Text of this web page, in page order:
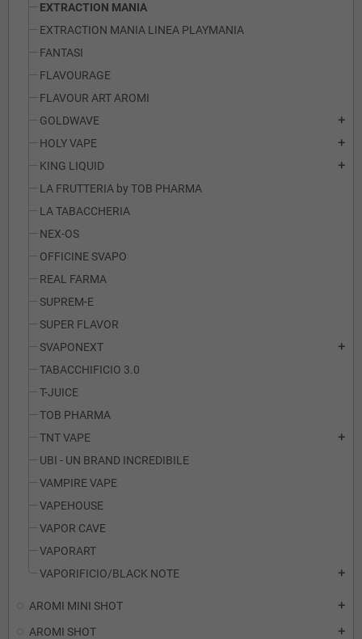
EXTRACTION MANIA
EXTRACTION MANIA LINEA PLAYMANIA
FANTASI
FLAVOURAGE
FLAVOUR ART AROMI
GOLDWAVE
add
HOLY VAPE add
KING LIQUID add
LA FRUTTERIA by TOB PHARMA
LA TABACCHERIA
NEX-OS
OFFICINE SVAPO
REAL FARMA
SUPREM-E
SUPER FLAVOR
SVAPONEXT
add
TABACCHIFICIO 3.0
T-JUICE
TOB PHARMA
TNT VAPE
add
UBI - UN BRAND INCREDIBILE
VAMPIRE VAPE
VAPEHOUSE
VAPOR CAVE
VAPORART
VAPORIFICIO/BLACK NOTE
add
AROMI MINI SHOT add
AROMI SHOT add